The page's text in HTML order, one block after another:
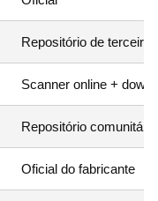
Repositório de terceiros
Scanner online +
Repositório comunitário
Oficial do fabricante